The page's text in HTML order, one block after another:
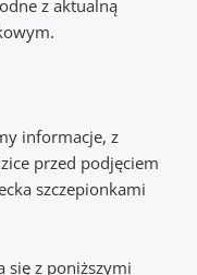
z aktualną
informacje, z
przed podjęciem
szczepionkami
się z poniższymi